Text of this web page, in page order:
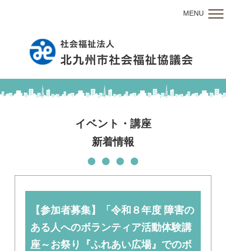
MENU
イベント・講座
新着情報
【参加者募集】「令和８年度 障害の
ある人へのボランティア活動体験講
座～お祭り『ふれあい広場』でのボ